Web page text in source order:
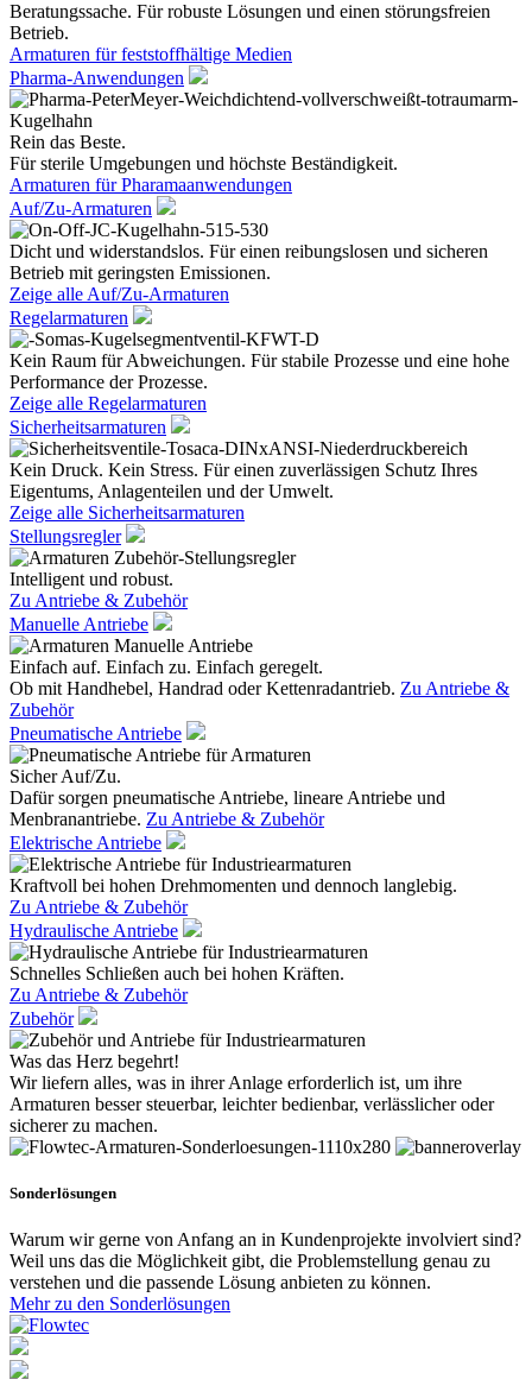
Beratungssache. Für robuste Lösungen und einen störungsfreien
Betrieb.
Armaturen für feststoffhältige Medien
Pharma-Anwendungen
Rein das Beste.
Für sterile Umgebungen und höchste Beständigkeit.
Armaturen für Pharamaanwendungen
Auf/Zu-Armaturen
Dicht und widerstandslos. Für einen reibungslosen und sicheren
Betrieb mit geringsten Emissionen.
Zeige alle Auf/Zu-Armaturen
Regelarmaturen
Kein Raum für Abweichungen. Für stabile Prozesse und eine hohe
Performance der Prozesse.
Zeige alle Regelarmaturen
Sicherheitsarmaturen
Kein Druck. Kein Stress. Für einen zuverlässigen Schutz Ihres
Eigentums, Anlagenteilen und der Umwelt.
Zeige alle Sicherheitsarmaturen
Stellungsregler
Intelligent und robust.
Zu Antriebe & Zubehör
Manuelle Antriebe
Einfach auf. Einfach zu. Einfach geregelt.
Ob mit Handhebel, Handrad oder Kettenradantrieb. Zu Antriebe &
Zubehör
Pneumatische Antriebe
Sicher Auf/Zu.
Dafür sorgen pneumatische Antriebe, lineare Antriebe und
Menbranantriebe. Zu Antriebe & Zubehör
Elektrische Antriebe
Kraftvoll bei hohen Drehmomenten und dennoch langlebig.
Zu Antriebe & Zubehör
Hydraulische Antriebe
Schnelles Schließen auch bei hohen Kräften.
Zu Antriebe & Zubehör
Zubehör
Was das Herz begehrt!
Wir liefern alles, was in ihrer Anlage erforderlich ist, um ihre
Armaturen besser steuerbar, leichter bedienbar, verlässlicher oder
sicherer zu machen.
Sonderlösungen
Warum wir gerne von Anfang an in Kundenprojekte involviert sind?
Weil uns das die Möglichkeit gibt, die Problemstellung genau zu
verstehen und die passende Lösung anbieten zu können.
Mehr zu den Sonderlösungen